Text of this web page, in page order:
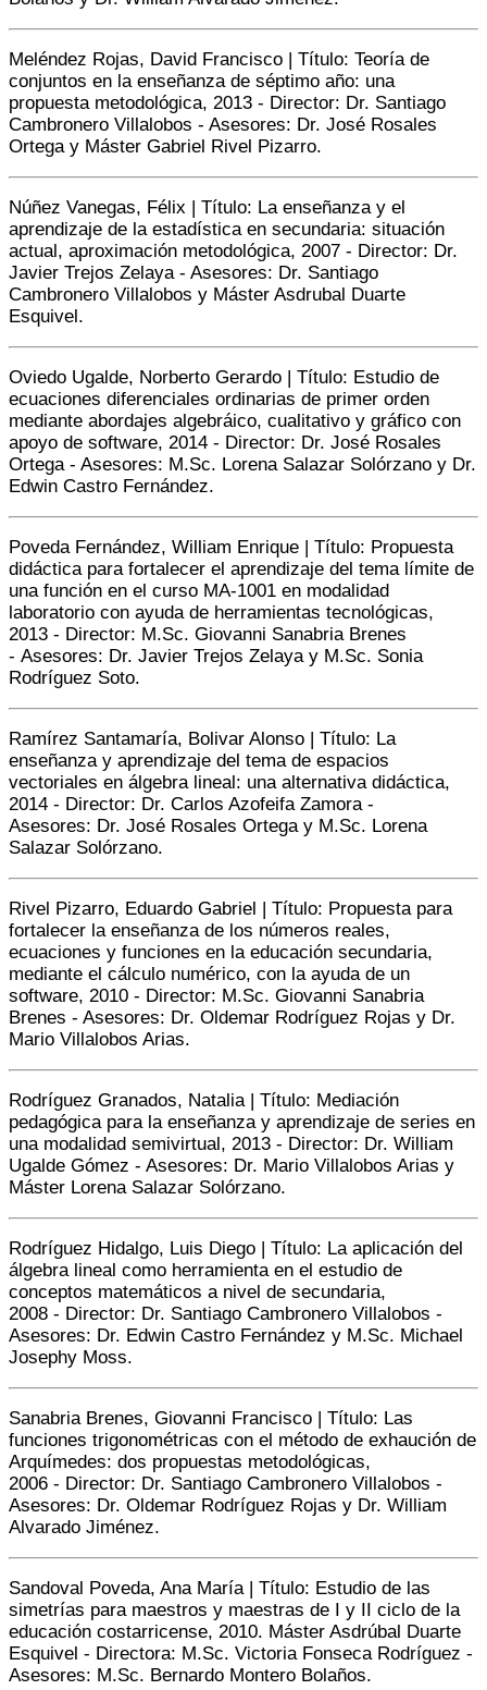
Meléndez Rojas, David Francisco | Título: Teoría de
conjuntos en la enseñanza de séptimo año: una
propuesta metodológica, 2013 - Director: Dr. Santiago
Cambronero Villalobos - Asesores: Dr. José Rosales
Ortega y Máster Gabriel Rivel Pizarro.
Núñez Vanegas, Félix | Título: La enseñanza y el
aprendizaje de la estadística en secundaria: situación
actual, aproximación metodológica, 2007 - Director: Dr.
Javier Trejos Zelaya - Asesores: Dr. Santiago
Cambronero Villalobos y Máster Asdrubal Duarte
Esquivel.
Oviedo Ugalde, Norberto Gerardo | Título: Estudio de
ecuaciones diferenciales ordinarias de primer orden
mediante abordajes algebráico, cualitativo y gráfico con
apoyo de software, 2014 - Director: Dr. José Rosales
Ortega - Asesores: M.Sc. Lorena Salazar Solórzano y Dr.
Edwin Castro Fernández.
Poveda Fernández, William Enrique | Título: Propuesta
didáctica para fortalecer el aprendizaje del tema límite de
una función en el curso MA-1001 en modalidad
laboratorio con ayuda de herramientas tecnológicas,
2013 - Director: M.Sc. Giovanni Sanabria Brenes
- Asesores: Dr. Javier Trejos Zelaya y M.Sc. Sonia
Rodríguez Soto.
Ramírez Santamaría, Bolivar Alonso | Título: La
enseñanza y aprendizaje del tema de espacios
vectoriales en álgebra lineal: una alternativa didáctica,
2014 - Director: Dr. Carlos Azofeifa Zamora -
Asesores: Dr. José Rosales Ortega y M.Sc. Lorena
Salazar Solórzano.
Rivel Pizarro, Eduardo Gabriel | Título: Propuesta para
fortalecer la enseñanza de los números reales,
ecuaciones y funciones en la educación secundaria,
mediante el cálculo numérico, con la ayuda de un
software, 2010 - Director: M.Sc. Giovanni Sanabria
Brenes - Asesores: Dr. Oldemar Rodríguez Rojas y Dr.
Mario Villalobos Arias.
Rodríguez Granados, Natalia | Título: Mediación
pedagógica para la enseñanza y aprendizaje de series en
una modalidad semivirtual, 2013 - Director: Dr. William
Ugalde Gómez - Asesores: Dr. Mario Villalobos Arias y
Máster Lorena Salazar Solórzano.
Rodríguez Hidalgo, Luis Diego | Título: La aplicación del
álgebra lineal como herramienta en el estudio de
conceptos matemáticos a nivel de secundaria,
2008 - Director: Dr. Santiago Cambronero Villalobos -
Asesores: Dr. Edwin Castro Fernández y M.Sc. Michael
Josephy Moss.
Sanabria Brenes, Giovanni Francisco | Título: Las
funciones trigonométricas con el método de exhaución de
Arquímedes: dos propuestas metodológicas,
2006 - Director: Dr. Santiago Cambronero Villalobos -
Asesores: Dr. Oldemar Rodríguez Rojas y Dr. William
Alvarado Jiménez.
Sandoval Poveda, Ana María | Título: Estudio de las
simetrías para maestros y maestras de I y II ciclo de la
educación costarricense, 2010. Máster Asdrúbal Duarte
Esquivel - Directora: M.Sc. Victoria Fonseca Rodríguez -
Asesores: M.Sc. Bernardo Montero Bolaños.